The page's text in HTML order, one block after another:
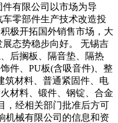
有限公司以市场为导
零部件生产技术改造投
极开拓国外销售市场，大
态势稳步向好。 无锡吉
后搁板、隔音垫、隔热
件、PU板(含吸音件)、整
筑材料、普通紧固件、电
材料、锻件、钢锭、合金
，经相关部门批准后方可
机械有限公司的信息和资